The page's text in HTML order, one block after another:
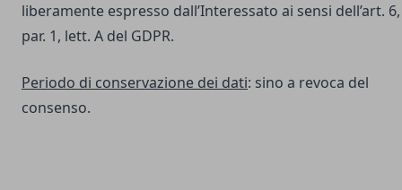
liberamente espresso dall’Interessato ai sensi dell’art. 6,
par. 1, lett. A del GDPR.
Periodo di conservazione dei dati: sino a revoca del
consenso.